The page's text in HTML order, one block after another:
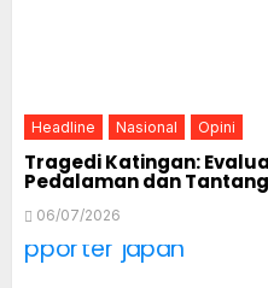
Headline Nasional Opini
Tragedi Katingan:
Pedalaman dan
06/07/2026